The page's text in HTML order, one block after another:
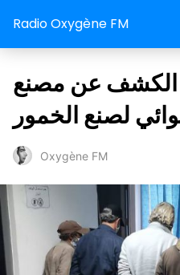
Radio Oxygène FM
عن مصنع
لصنع الخمور
Oxygène FM